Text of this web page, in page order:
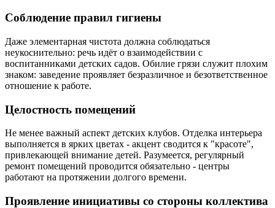
Соблюдение правил гигиены
Даже элементарная чистота должна соблюдаться
неукоснительно: речь идёт о взаимодействии с
воспитанниками детских садов. Обилие грязи служит плохим
знаком: заведение проявляет безразличное и безответственное
отношение к работе.
Целостность помещений
Не менее важный аспект детских клубов. Отделка интерьера
выполняется в ярких цветах - акцент сводится к "красоте",
привлекающей внимание детей. Разумеется, регулярный
ремонт помещений проводится обязательно - центры
работают на протяжении долгого времени.
Проявление инициативы со стороны коллектива